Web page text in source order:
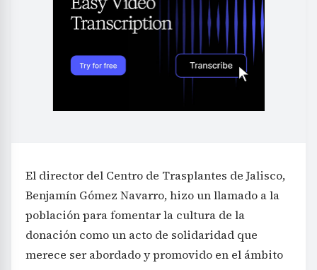
El director del Centro de Trasplantes de Jalisco,
Benjamín Gómez Navarro, hizo un llamado a la
población para fomentar la cultura de la
donación como un acto de solidaridad que
merece ser abordado y promovido en el ámbito